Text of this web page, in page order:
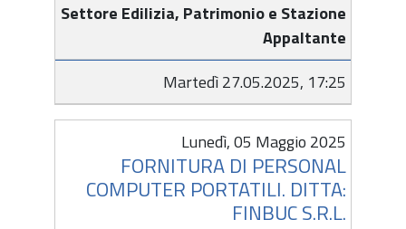
Settore Edilizia, Patrimonio e Stazione
Appaltante
Martedì 27.05.2025, 17:25
Lunedì, 05 Maggio 2025
FORNITURA DI PERSONAL
COMPUTER PORTATILI. DITTA:
FINBUC S.R.L.